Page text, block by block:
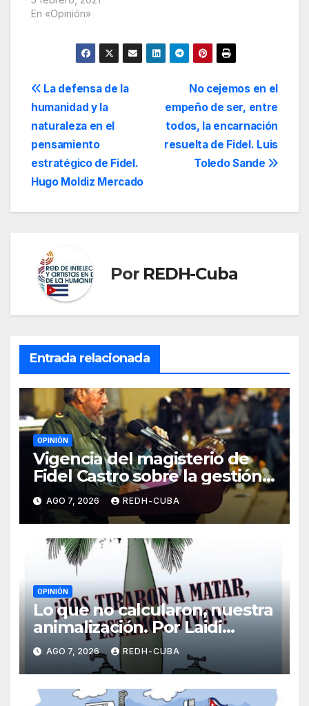
En «Opinión»
Navegación
de
entradas
No cejemos en el
empeño de ser, entre
todos, la encarnación
resuelta de Fidel. Luis
Toledo Sande
La defensa de la
humanidad y la
naturaleza en el
pensamiento
estratégico de Fidel.
Hugo Moldiz Mercado
Por REDH-Cuba
Entrada relacionada
OPINIÓN
Vigencia del magisterio de
Fidel Castro sobre la gestión
del liderazgo revolucionario.
Por Jorge Luís Guach Estévez
AGO 7, 2026 REDH-CUBA
OPINIÓN
Lo que no calcularon, nuestra
animalización. Por Laidi
Fernández de Juan
AGO 7, 2026 REDH-CUBA